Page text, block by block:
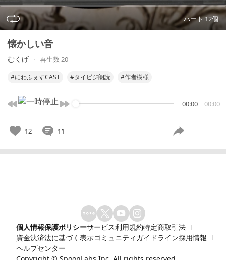
ハート 12個
懐かしい音
むくげ 再生数 20
#にわふぇすCAST #タイビジ朗読 #作者樹様
00:00 00:00
12 11
個人情報保護ポリシーサービス利用規約特定商取引法
資金決済法に基づく表示コミュニティガイドライン採用情報
ヘルプセンター